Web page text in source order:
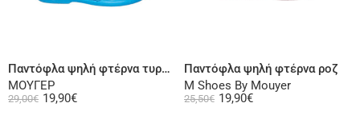
Παντόφλα ψηλή φτέρνα τυρκουάζ
ΜΟΥΓΕΡ
29,00€ 19,90€
Παντόφλα ψηλή φτέρνα ροζ
M Shoes By Mouyer
25,50€ 19,90€